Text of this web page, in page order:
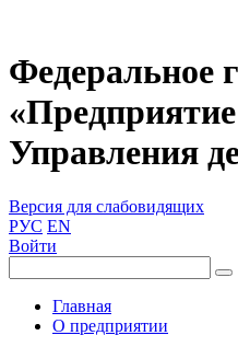
Федеральное
Управления
Версия для слабовидящих
РУС EN
Войти
Главная
О предприятии